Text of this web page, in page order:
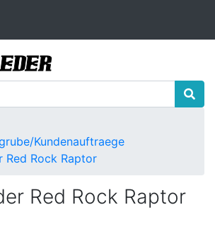
Kundenauftraege
Red Rock Raptor
Red Rock Raptor